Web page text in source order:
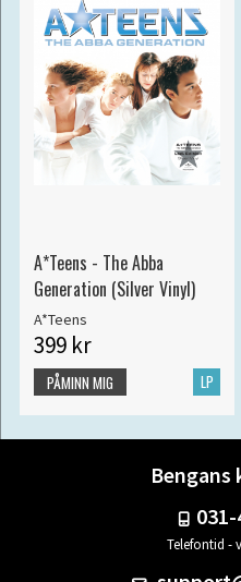
A*Teens - The Abba
Generation (Silver Vinyl)
A*Teens
399 kr
LP
PÅMINN MIG
Telefontid -